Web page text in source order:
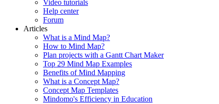
Video tutorials
Help center
Forum
Articles
What is a Mind Map?
How to Mind Map?
Plan projects with a Gantt Chart Maker
Top 29 Mind Map Examples
Benefits of Mind Mapping
What is a Concept Map?
Concept Map Templates
Mindomo's Efficiency in Education